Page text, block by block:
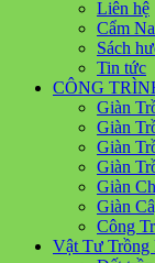
Liên hệ
Cẩm
Sách
Tin tức
CÔNG
Giàn
Giàn
Giàn
Giàn
Giàn
Giàn
Công
Vật Tư Trồng